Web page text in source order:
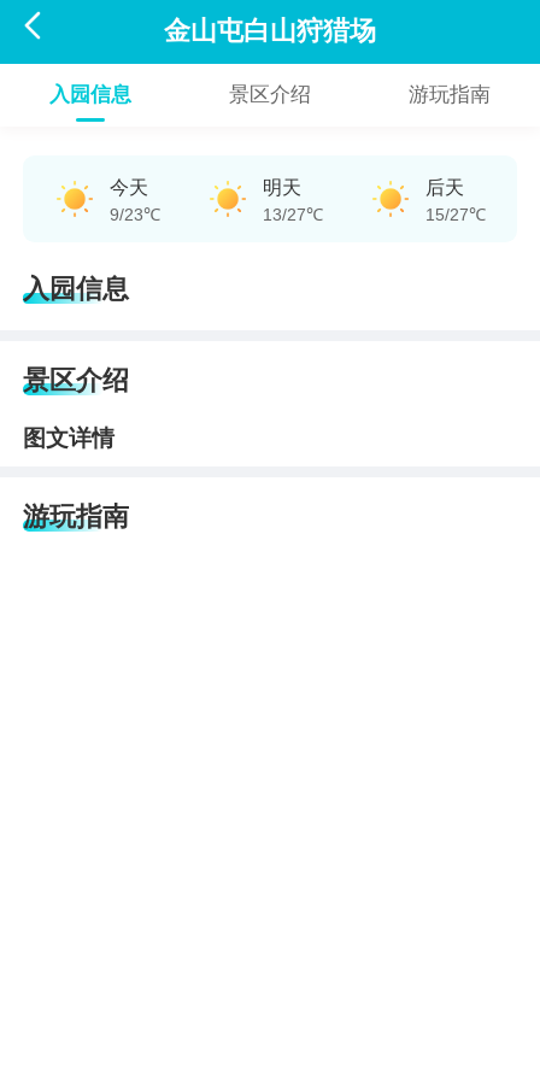
 金山屯白山狩猎场
入园信息 景区介绍 游玩指南
今天
9/23℃
明天
13/27℃
后天
15/27℃
入园信息
景区介绍
图文详情
游玩指南